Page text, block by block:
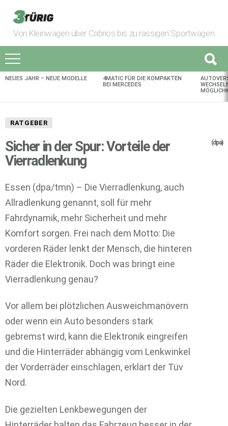
Von Kleinwagen über Cabrios bis zu rassigen Sportwagen
AKTUELLES
NEUES JAHR – NEUE MODELLE
4MATIC FÜR DIE KOMPAKTEN
BEI MERCEDES
RATGEBER
Sicher in der Spur: Vorteile der
Vierradlenkung
(dpa)
Essen (dpa/tmn) – Die Vierradlenkung, auch
Allradlenkung genannt, soll für mehr
Fahrdynamik, mehr Sicherheit und mehr
Komfort sorgen. Frei nach dem Motto: Die
vorderen Räder lenkt der Mensch, die hinteren
Räder die Elektronik. Doch was bringt eine
Vierradlenkung genau?
Vor allem bei plötzlichen Ausweichmanövern
oder wenn ein Auto besonders stark
gebremst wird, kann die Elektronik eingreifen
und die Hinterräder abhängig vom Lenkwinkel
der Vorderräder einschlagen, erklärt der Tüv
Nord.
Die gezielten Lenkbewegungen der